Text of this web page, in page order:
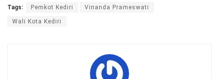
Tags: Pemkot Kediri Vinanda Prameswati
Wali Kota Kediri